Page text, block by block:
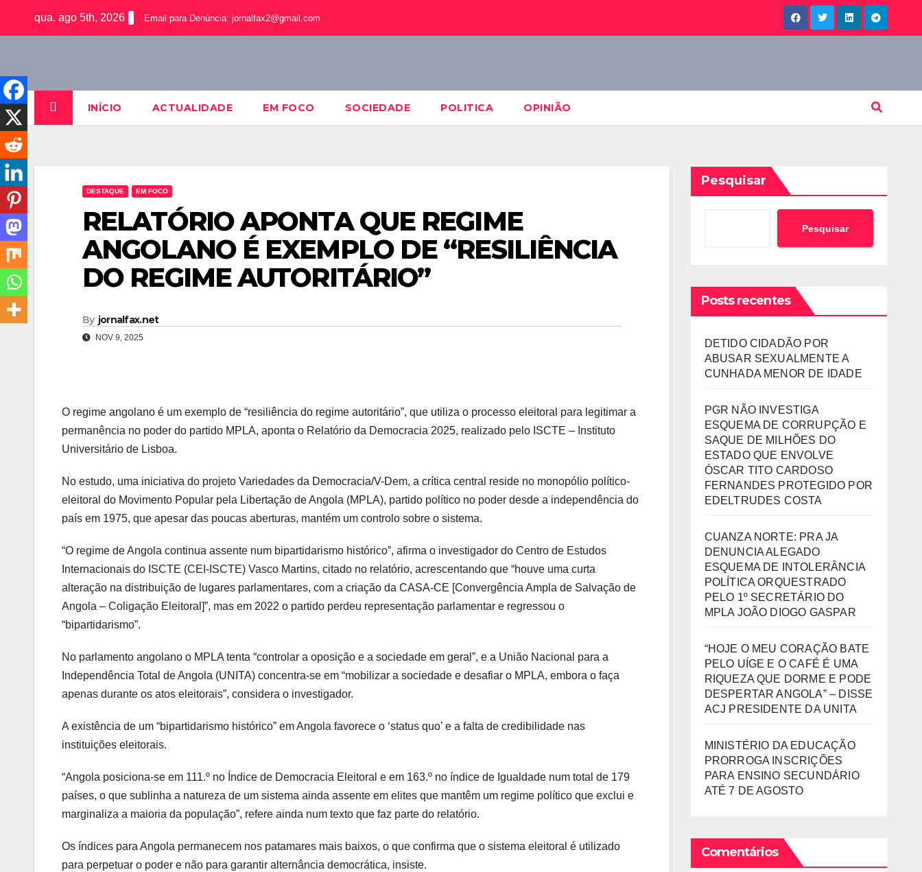
qua. ago 5th, 2026 Email para Denúncia: jornalfax2@gmail.com
INÍCIO ACTUALIDADE EM FOCO SOCIEDADE POLITICA OPINIÃO
DESTAQUE EM FOCO
RELATÓRIO APONTA QUE REGIME
ANGOLANO É EXEMPLO DE “RESILIÊNCIA
DO REGIME AUTORITÁRIO”
By jornalfax.net
NOV 9, 2025
O regime angolano é um exemplo de “resiliência do regime autoritário”, que utiliza o processo eleitoral para legitimar a
permanência no poder do partido MPLA, aponta o Relatório da Democracia 2025, realizado pelo ISCTE – Instituto
Universitário de Lisboa.
No estudo, uma iniciativa do projeto Variedades da Democracia/V-Dem, a crítica central reside no monopólio político-
eleitoral do Movimento Popular pela Libertação de Angola (MPLA), partido político no poder desde a independência do
país em 1975, que apesar das poucas aberturas, mantém um controlo sobre o sistema.
“O regime de Angola continua assente num bipartidarismo histórico”, afirma o investigador do Centro de Estudos
Internacionais do ISCTE (CEI-ISCTE) Vasco Martins, citado no relatório, acrescentando que “houve uma curta
alteração na distribuição de lugares parlamentares, com a criação da CASA-CE [Convergência Ampla de Salvação de
Angola – Coligação Eleitoral]”, mas em 2022 o partido perdeu representação parlamentar e regressou o
“bipartidarismo”.
No parlamento angolano o MPLA tenta “controlar a oposição e a sociedade em geral”, e a União Nacional para a
Independência Total de Angola (UNITA) concentra-se em “mobilizar a sociedade e desafiar o MPLA, embora o faça
apenas durante os atos eleitorais”, considera o investigador.
A existência de um “bipartidarismo histórico” em Angola favorece o ‘status quo’ e a falta de credibilidade nas
instituições eleitorais.
“Angola posiciona-se em 111.º no Índice de Democracia Eleitoral e em 163.º no índice de Igualdade num total de 179
países, o que sublinha a natureza de um sistema ainda assente em elites que mantêm um regime político que exclui e
marginaliza a maioria da população”, refere ainda num texto que faz parte do relatório.
Os índices para Angola permanecem nos patamares mais baixos, o que confirma que o sistema eleitoral é utilizado
para perpetuar o poder e não para garantir alternância democrática, insiste.
Pesquisar
Pesquisar
Posts recentes
DETIDO CIDADÃO POR
ABUSAR SEXUALMENTE A
CUNHADA MENOR DE IDADE
PGR NÃO INVESTIGA
ESQUEMA DE CORRUPÇÃO E
SAQUE DE MILHÕES DO
ESTADO QUE ENVOLVE
ÓSCAR TITO CARDOSO
FERNANDES PROTEGIDO POR
EDELTRUDES COSTA
CUANZA NORTE: PRA JA
DENUNCIA ALEGADO
ESQUEMA DE INTOLERÂNCIA
POLÍTICA ORQUESTRADO
PELO 1º SECRETÁRIO DO
MPLA JOÃO DIOGO GASPAR
“HOJE O MEU CORAÇÃO BATE
PELO UÍGE E O CAFÉ É UMA
RIQUEZA QUE DORME E PODE
DESPERTAR ANGOLA” – DISSE
ACJ PRESIDENTE DA UNITA
MINISTÉRIO DA EDUCAÇÃO
PRORROGA INSCRIÇÕES
PARA ENSINO SECUNDÁRIO
ATÉ 7 DE AGOSTO
Comentários